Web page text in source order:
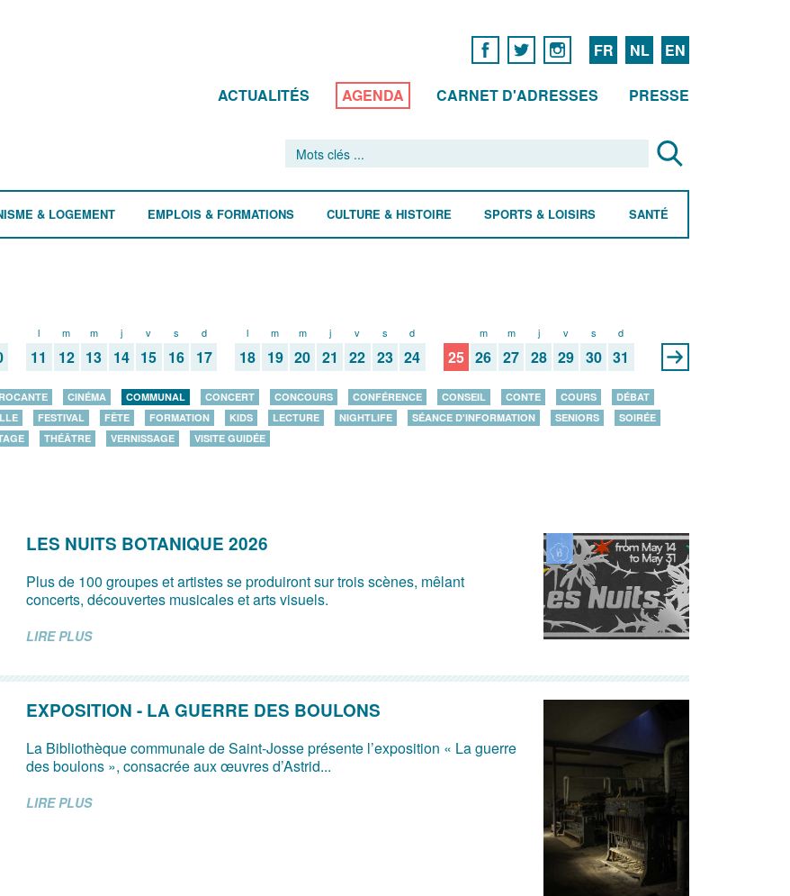
FR NL EN
ACTUALITÉS AGENDA CARNET D'ADRESSES PRESSE
& LOGEMENT EMPLOIS & FORMATIONS CULTURE & HISTOIRE SPORTS & LOISIRS SANTÉ
l
11
m
12
m
13
j
14
v
15
s
16
d
17
l
18
m
19
m
20
j
21
v
22
s
23
d
24 25
m
26
m
27
j
28
v
29
s
30
d
31
CINÉMA COMMUNAL CONCERT CONCOURS CONFÉRENCE CONSEIL CONTE COURS
DÉBAT
FESTIVAL FÊTE FORMATION KIDS LECTURE NIGHTLIFE SÉANCE D'INFORMATION SENIORS
SOIRÉE
THÉÂTRE VERNISSAGE VISITE GUIDÉE
LES NUITS BOTANIQUE 2026
Plus de 100 groupes et artistes se produiront sur trois scènes, mêlant
concerts, découvertes musicales et arts visuels.
LIRE PLUS
EXPOSITION - LA GUERRE DES BOULONS
La Bibliothèque communale de Saint-Josse présente l’exposition « La guerre
des boulons », consacrée aux œuvres d’Astrid...
LIRE PLUS